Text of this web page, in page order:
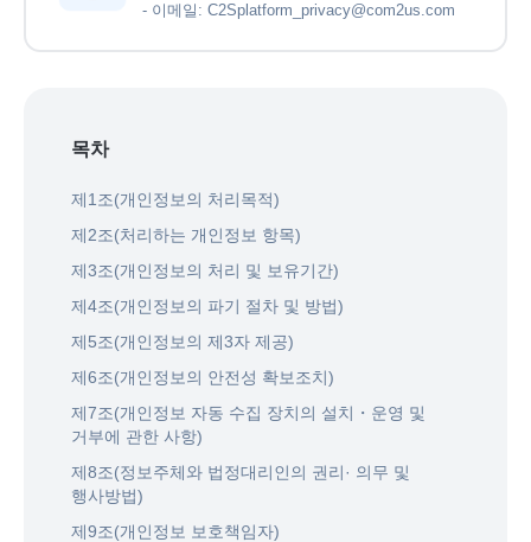
- 이메일: C2Splatform_privacy@com2us.com
목차
제1조(개인정보의 처리목적)
제2조(처리하는 개인정보 항목)
제3조(개인정보의 처리 및 보유기간)
제4조(개인정보의 파기 절차 및 방법)
제5조(개인정보의 제3자 제공)
제6조(개인정보의 안전성 확보조치)
제7조(개인정보 자동 수집 장치의 설치・운영 및
거부에 관한 사항)
제8조(정보주체와 법정대리인의 권리· 의무 및
행사방법)
제9조(개인정보 보호책임자)